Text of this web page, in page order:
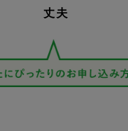
丈夫